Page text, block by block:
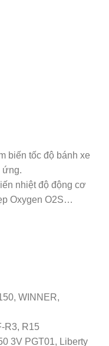
biến tốc độ bánh xe
ứng.
nhiệt độ động cơ
Oxygen O2S…
WINNER,
R3, R15
3V PGT01, Liberty